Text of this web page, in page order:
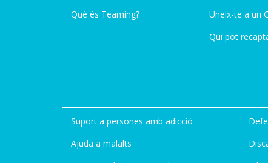
Què és Teaming?
Uneix-te a un
Qui pot
Suport a persones amb adicció
Ajuda a malalts